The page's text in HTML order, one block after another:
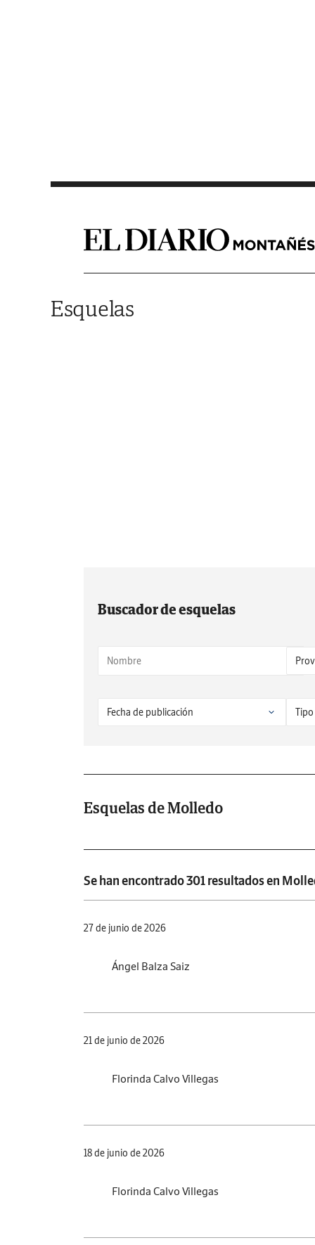
Esquelas
Buscador de esquelas
Esquelas de Molledo
Se han encontrado 301 resultados en
27 de junio de 2026
Ángel Balza Saiz
21 de junio de 2026
Florinda Calvo Villegas
18 de junio de 2026
Florinda Calvo Villegas